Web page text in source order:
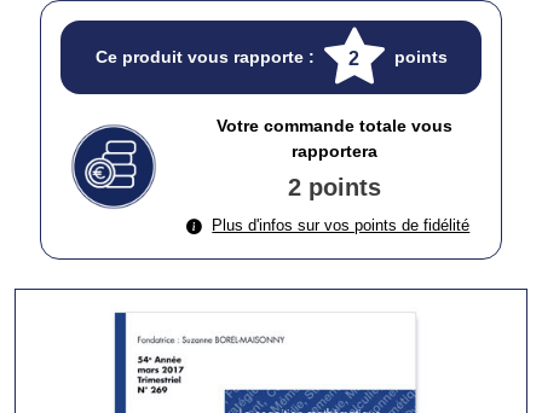
Ce produit vous rapporte : 2 points
Votre commande totale vous
rapportera
2 points
Plus d'infos sur vos points de fidélité